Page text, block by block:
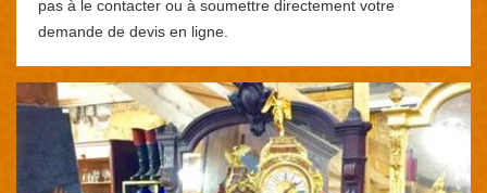
pas à le contacter ou à soumettre directement votre
demande de devis en ligne.